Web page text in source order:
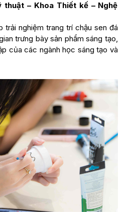
thuật – Khoa Thiết kế – Nghệ
nghiệm trang trí chậu sen đá
trưng bày sản phẩm sáng tạo,
của các ngành học sáng tạo và